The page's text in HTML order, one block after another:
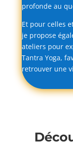
profonde au
Et pour celles
je propose
ateliers pour
Tantra Yoga,
retrouver une